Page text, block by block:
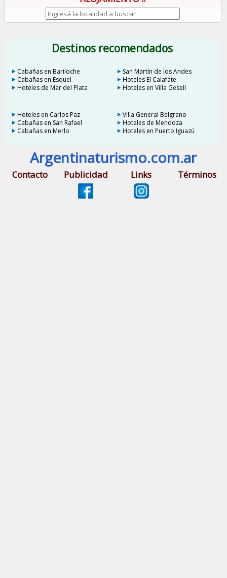
Destinos recomendados
Cabañas en Bariloche
San Martín de los Andes
Cabañas en Esquel
Hoteles El Calafate
Hoteles de Mar del Plata
Hoteles en Villa Gesell
Hoteles en Carlos Paz
Villa General Belgrano
Cabañas en San Rafael
Hoteles de Mendoza
Cabañas en Merlo
Hoteles en Puerto Iguazú
Argentinaturismo.com.ar
Contacto Publicidad Links Términos